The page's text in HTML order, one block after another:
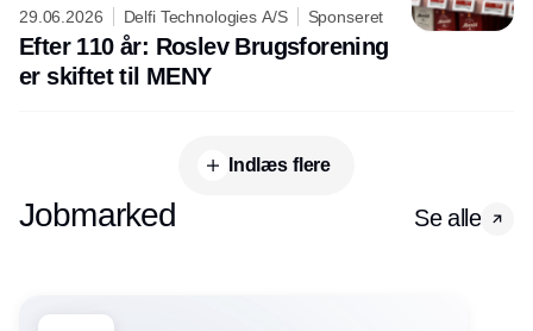
29.06.2026 Delfi Technologies A/S Sponseret
Efter 110 år: Roslev Brugsforening
er skiftet til MENY
Indlæs flere
Jobmarked Se alle